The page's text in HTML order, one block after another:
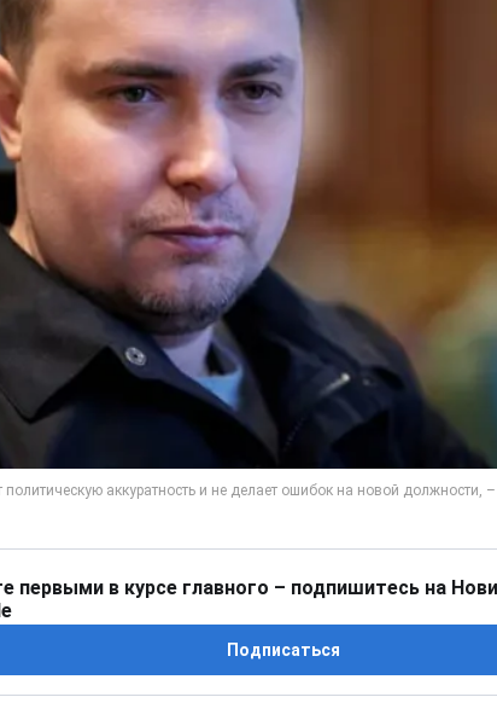
первыми в курсе главного – подпишитесь на
Подписаться